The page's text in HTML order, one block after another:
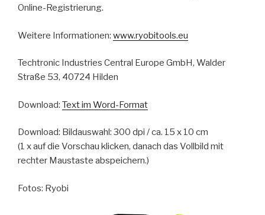
Online-Registrierung.
Weitere Informationen: www.ryobitools.eu
Techtronic Industries Central Europe GmbH, Walder
Straße 53, 40724 Hilden
Download: Text im Word-Format
Download: Bildauswahl: 300 dpi / ca. 15 x 10 cm
(1 x auf die Vorschau klicken, danach das Vollbild mit
rechter Maustaste abspeichern.)
Fotos: Ryobi